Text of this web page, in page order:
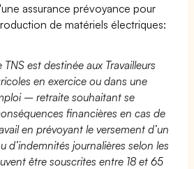
assurance prévoyance pour
de matériels électriques:
TNS est destinée aux Travailleurs
en exercice ou dans une
– retraite souhaitant se
financières en cas de
en prévoyant le versement d’un
d’indemnités journalières selon les
être souscrites entre 18 et 65